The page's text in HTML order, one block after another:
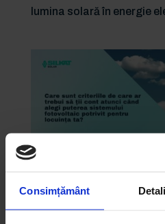
Consimțământ
lumina solară în energie
Ce putere de sistem